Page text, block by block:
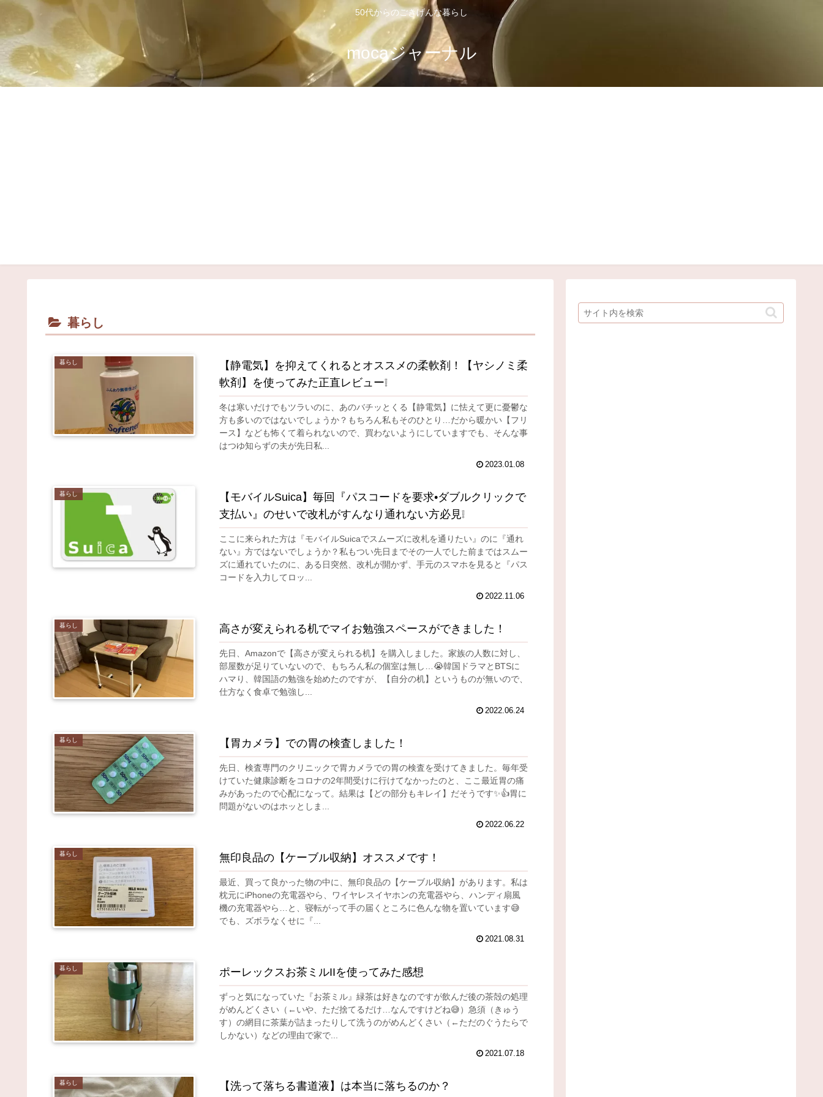
50代からのごきげんな暮らし
mocaジャーナル
暮らし
暮らし
【静電気】を抑えてくれるとオススメの柔軟剤！【ヤシノミ柔
軟剤】を使ってみた正直レビュー❕
冬は寒いだけでもツラいのに、あのバチッとくる【静電気】に怯えて更に憂鬱な
方も多いのではないでしょうか？もちろん私もそのひとり…だから暖かい【フリ
ース】なども怖くて着られないので、買わないようにしていますでも、そんな事
はつゆ知らずの夫が先日私...
2023.01.08
暮らし
【モバイルSuica】毎回『パスコードを要求•ダブルクリックで
支払い』のせいで改札がすんなり通れない方必見❕
ここに来られた方は『モバイルSuicaでスムーズに改札を通りたい』のに『通れ
ない』方ではないでしょうか？私もつい先日までその一人でした前まではスムー
ズに通れていたのに、ある日突然、改札が開かず、手元のスマホを見ると『パス
コードを入力してロッ...
2022.11.06
暮らし 高さが変えられる机でマイお勉強スペースができました！
先日、Amazonで【高さが変えられる机】を購入しました。家族の人数に対し、
部屋数が足りていないので、もちろん私の個室は無し…😭韓国ドラマとBTSに
ハマり、韓国語の勉強を始めたのですが、【自分の机】というものが無いので、
仕方なく食卓で勉強し...
2022.06.24
暮らし 【胃カメラ】での胃の検査しました！
先日、検査専門のクリニックで胃カメラでの胃の検査を受けてきました。毎年受
けていた健康診断をコロナの2年間受けに行けてなかったのと、ここ最近胃の痛
みがあったので心配になって。結果は【どの部分もキレイ】だそうです✨👍胃に
問題がないのはホッとしま...
2022.06.22
暮らし 無印良品の【ケーブル収納】オススメです！
最近、買って良かった物の中に、無印良品の【ケーブル収納】があります。私は
枕元にiPhoneの充電器やら、ワイヤレスイヤホンの充電器やら、ハンディ扇風
機の充電器やら…と、寝転がって手の届くところに色んな物を置いています😅
でも、ズボラなくせに『...
2021.08.31
暮らし ポーレックスお茶ミルIIを使ってみた感想
ずっと気になっていた『お茶ミル』緑茶は好きなのですが飲んだ後の茶殻の処理
がめんどくさい（←いや、ただ捨てるだけ…なんですけどね😅）急須（きゅう
す）の網目に茶葉が詰まったりして洗うのがめんどくさい（←ただのぐうたらで
しかない）などの理由で家で...
2021.07.18
暮らし 【洗って落ちる書道液】は本当に落ちるのか？